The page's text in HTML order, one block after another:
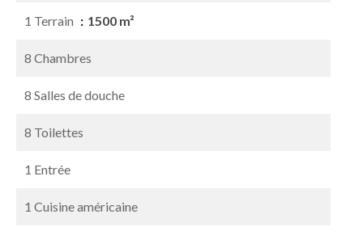
1 Terrain 1500 m²
8 Chambres
8 Salles de douche
8 Toilettes
1 Entrée
1 Cuisine américaine